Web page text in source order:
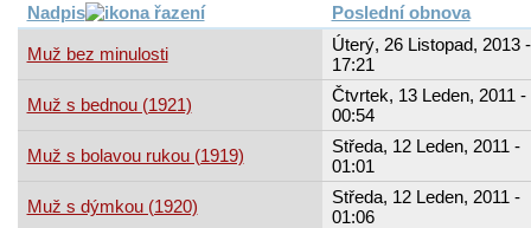
Nadpis Poslední obnova
Muž bez minulosti
Úterý, 26 Listopad, 2013 -
17:21
Muž s bednou (1921)
Čtvrtek, 13 Leden, 2011 -
00:54
Muž s bolavou rukou (1919)
Středa, 12 Leden, 2011 -
01:01
Muž s dýmkou (1920)
Středa, 12 Leden, 2011 -
01:06